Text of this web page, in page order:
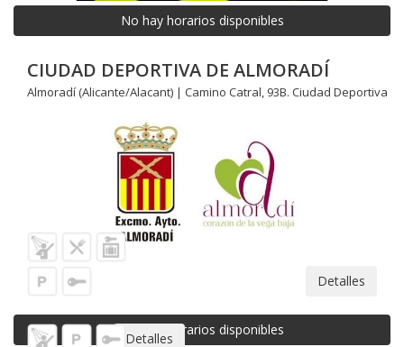
No hay horarios disponibles
CIUDAD DEPORTIVA DE ALMORADÍ
Almoradí (Alicante/Alacant) | Camino Catral, 93B. Ciudad Deportiva
Detalles
No hay horarios disponibles